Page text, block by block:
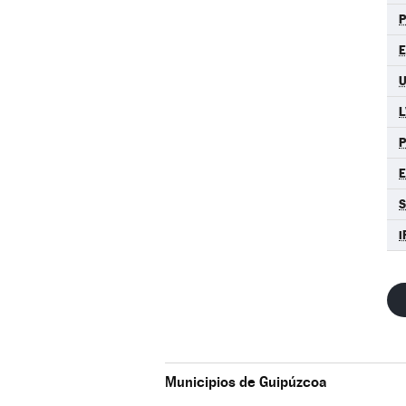
Municipios de Guipúzcoa